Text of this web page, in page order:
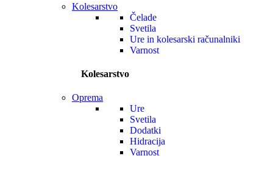
Kolesarstvo
Čelade
Svetila
Ure in kolesarski računalniki
Varnost
Kolesarstvo
Oprema
Ure
Svetila
Dodatki
Hidracija
Varnost